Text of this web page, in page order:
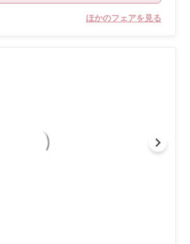
ほかのフェアを見る